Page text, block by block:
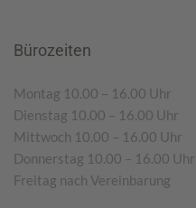
Bürozeiten
Montag 10.00 – 16.00 Uhr
Dienstag 10.00 – 16.00 Uhr
Mittwoch 10.00 – 16.00 Uhr
Donnerstag 10.00 – 16.00 Uhr
Freitag nach Vereinbarung